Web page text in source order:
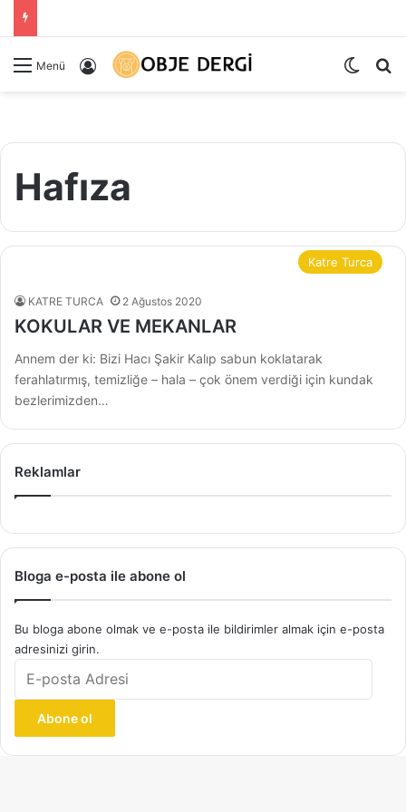
Menü Kayıt Ol Dış
Hafıza
Katre Turca
KATRE TURCA 2 Ağustos 2020
KOKULAR VE MEKANLAR
Annem der ki: Bizi Hacı Şakir Kalıp sabun koklatarak
ferahlatırmış, temizliğe – hala – çok önem verdiği için kundak
bezlerimizden…
Reklamlar
Bloga e-posta ile abone ol
Bu bloga abone olmak ve e-posta ile bildirimler almak için e-posta
adresinizi girin.
posta
Abone ol